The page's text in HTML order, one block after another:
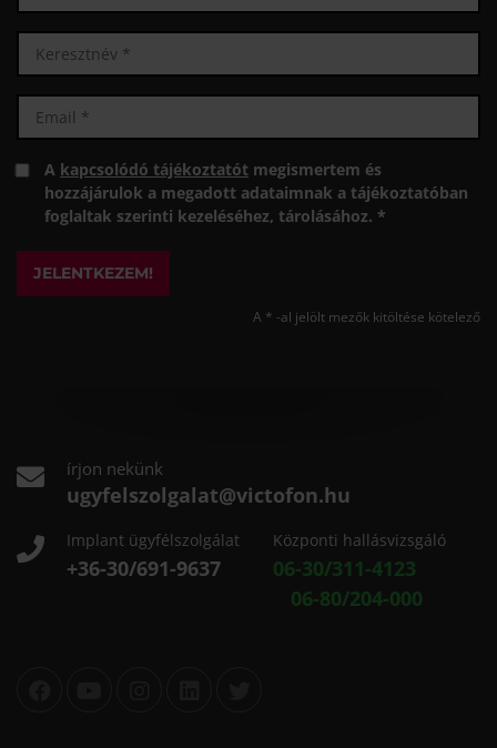
A kapcsolódó tájékoztatót megismertem és
hozzájárulok a megadott adataimnak a tájékoztatóban
foglaltak szerinti kezeléséhez, tárolásához. *
JELENTKEZEM!
A * -al jelölt mezők kitöltése kötelező
írjon nekünk
ugyfelszolgalat@victofon.hu
Implant ügyfélszolgálat
+36-30/691-9637
Központi hallásvizsgáló
06-30/311-4123
06-80/204-000